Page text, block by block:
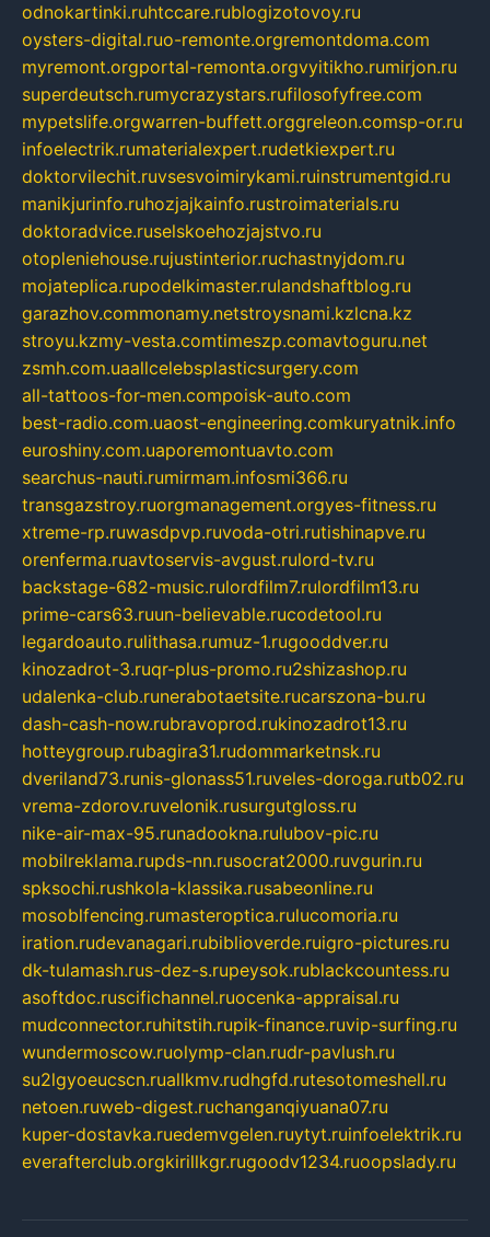
odnokartinki.ruhtccare.rublogizotovoy.ru
oysters-digital.ruo-remonte.orgremontdoma.com
myremont.orgportal-remonta.orgvyitikho.rumirjon.ru
superdeutsch.rumycrazystars.rufilosofyfree.com
mypetslife.orgwarren-buffett.orggreleon.comsp-or.ru
infoelectrik.rumaterialexpert.rudetkiexpert.ru
doktorvilechit.ruvsesvoimirykami.ruinstrumentgid.ru
manikjurinfo.ruhozjajkainfo.rustroimaterials.ru
doktoradvice.ruselskoehozjajstvo.ru
otopleniehouse.rujustinterior.ruchastnyjdom.ru
mojateplica.rupodelkimaster.rulandshaftblog.ru
garazhov.commonamy.netstroysnami.kzlcna.kz
stroyu.kzmy-vesta.comtimeszp.comavtoguru.net
zsmh.com.uaallcelebsplasticsurgery.com
all-tattoos-for-men.compoisk-auto.com
best-radio.com.uaost-engineering.comkuryatnik.info
euroshiny.com.uaporemontuavto.com
searchus-nauti.rumirmam.infosmi366.ru
transgazstroy.ruorgmanagement.orgyes-fitness.ru
xtreme-rp.ruwasdpvp.ruvoda-otri.rutishinapve.ru
orenferma.ruavtoservis-avgust.rulord-tv.ru
backstage-682-music.rulordfilm7.rulordfilm13.ru
prime-cars63.ruun-believable.rucodetool.ru
legardoauto.rulithasa.rumuz-1.rugooddver.ru
kinozadrot-3.ruqr-plus-promo.ru2shizashop.ru
udalenka-club.runerabotaetsite.rucarszona-bu.ru
dash-cash-now.rubravoprod.rukinozadrot13.ru
hotteygroup.rubagira31.rudommarketnsk.ru
dveriland73.runis-glonass51.ruveles-doroga.rutb02.ru
vrema-zdorov.ruvelonik.rusurgutgloss.ru
nike-air-max-95.runadookna.rulubov-pic.ru
mobilreklama.rupds-nn.rusocrat2000.ruvgurin.ru
spksochi.rushkola-klassika.rusabeonline.ru
mosoblfencing.rumasteroptica.rulucomoria.ru
iration.rudevanagari.rubiblioverde.ruigro-pictures.ru
dk-tulamash.rus-dez-s.rupeysok.rublackcountess.ru
asoftdoc.ruscifichannel.ruocenka-appraisal.ru
mudconnector.ruhitstih.rupik-finance.ruvip-surfing.ru
wundermoscow.ruolymp-clan.rudr-pavlush.ru
su2lgyoeucscn.ruallkmv.rudhgfd.rutesotomeshell.ru
netoen.ruweb-digest.ruchanganqiyuana07.ru
kuper-dostavka.ruedemvgelen.ruytyt.ruinfoelektrik.ru
everafterclub.orgkirillkgr.rugoodv1234.ruoopslady.ru